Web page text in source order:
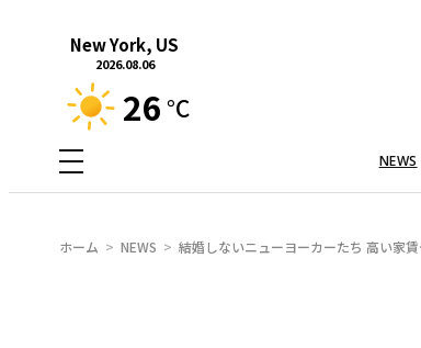
New York, US
2026.08.06
26 °C
NEWS
ホーム NEWS 結婚しないニューヨーカーたち 高い家